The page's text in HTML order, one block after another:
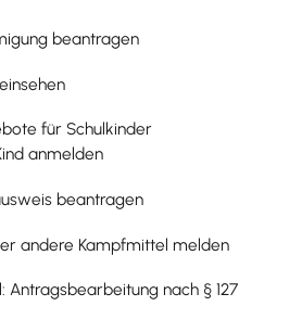
beantragen
für Schulkinder
anmelden
beantragen
andere Kampfmittel melden
Antragsbearbeitung nach § 127